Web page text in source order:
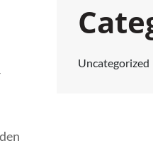
Uncategorized